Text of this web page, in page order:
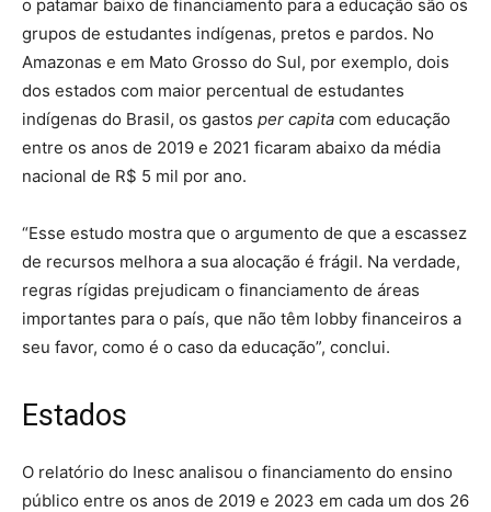
o patamar baixo de financiamento para a educação são os
grupos de estudantes indígenas, pretos e pardos. No
Amazonas e em Mato Grosso do Sul, por exemplo, dois
dos estados com maior percentual de estudantes
indígenas do Brasil, os gastos per capita com educação
entre os anos de 2019 e 2021 ficaram abaixo da média
nacional de R$ 5 mil por ano.
“Esse estudo mostra que o argumento de que a escassez
de recursos melhora a sua alocação é frágil. Na verdade,
regras rígidas prejudicam o financiamento de áreas
importantes para o país, que não têm lobby financeiros a
seu favor, como é o caso da educação”, conclui.
Estados
O relatório do Inesc analisou o financiamento do ensino
público entre os anos de 2019 e 2023 em cada um dos 26